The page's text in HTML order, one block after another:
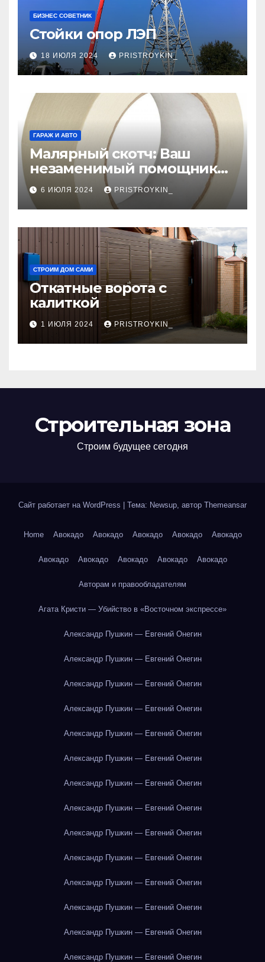
БИЗНЕС СОВЕТНИК
Стойки опор ЛЭП
18 ИЮЛЯ 2024 PRISTROYKIN_
ГАРАЖ И АВТО
Малярный скотч: Ваш
незаменимый помощник
при ремонтных работах
6 ИЮЛЯ 2024 PRISTROYKIN_
СТРОИМ ДОМ САМИ
Откатные ворота с
калиткой
1 ИЮЛЯ 2024 PRISTROYKIN_
Строительная зона
Строим будущее сегодня
Сайт работает на WordPress Тема: Newsup, автор Themeansar
Home Авокадо Авокадо Авокадо Авокадо Авокадо
Авокадо Авокадо Авокадо Авокадо Авокадо
Авторам и правообладателям
Агата Кристи — Убийство в «Восточном экспрессе»
Александр Пушкин — Евгений Онегин
Александр Пушкин — Евгений Онегин
Александр Пушкин — Евгений Онегин
Александр Пушкин — Евгений Онегин
Александр Пушкин — Евгений Онегин
Александр Пушкин — Евгений Онегин
Александр Пушкин — Евгений Онегин
Александр Пушкин — Евгений Онегин
Александр Пушкин — Евгений Онегин
Александр Пушкин — Евгений Онегин
Александр Пушкин — Евгений Онегин
Александр Пушкин — Евгений Онегин
Александр Пушкин — Евгений Онегин
Александр Пушкин — Евгений Онегин